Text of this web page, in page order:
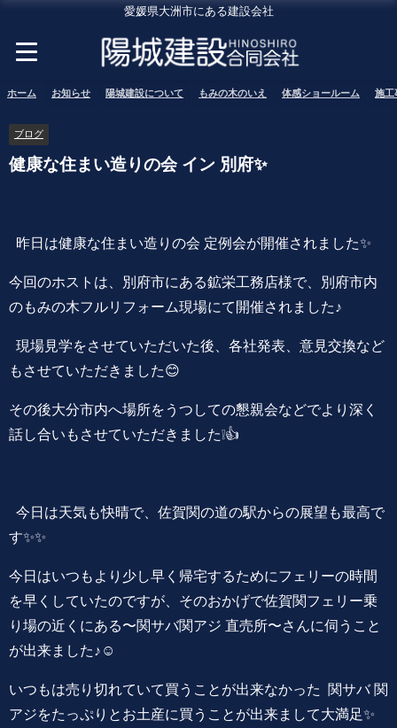
愛媛県大洲市にある建設会社
ホーム お知らせ 陽城建設について もみの木のいえ 体感ショールーム 施工
ブログ
健康な住まい造りの会 イン 別府✨
昨日は健康な住まい造りの会 定例会が開催されました✨
今回のホストは、別府市にある鉱栄工務店様で、別府市内
のもみの木フルリフォーム現場にて開催されました♪
現場見学をさせていただいた後、各社発表、意見交換など
もさせていただきました😊
その後大分市内へ場所をうつしての懇親会などでより深く
話し合いもさせていただきました❕👍
今日は天気も快晴で、佐賀関の道の駅からの展望も最高で
す✨✨
今日はいつもより少し早く帰宅するためにフェリーの時間
を早くしていたのですが、そのおかげで佐賀関フェリー乗
り場の近くにある〜関サバ関アジ 直売所〜さんに伺うこと
が出来ました♪☺️
いつもは売り切れていて買うことが出来なかった 関サバ 関
アジをたっぷりとお土産に買うことが出来まして大満足✨